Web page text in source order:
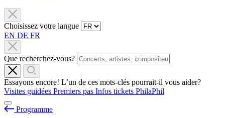
Choisissez votre langue
EN DE FR
Que recherchez-vous?
Essayons encore! L’un de ces mots-clés pourrait-il vous aider?
Visites guidées Premiers pas Infos tickets PhilaPhil
Programme